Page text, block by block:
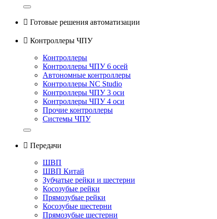
 Готовые решения автоматизации
 Контроллеры ЧПУ
Контроллеры
Контроллеры ЧПУ 6 осей
Автономные контроллеры
Контроллеры NC Studio
Контроллеры ЧПУ 3 оси
Контроллеры ЧПУ 4 оси
Прочие контроллеры
Системы ЧПУ
 Передачи
ШВП
ШВП Китай
Зубчатые рейки и шестерни
Косозубые рейки
Прямозубые рейки
Косозубые шестерни
Прямозубые шестерни